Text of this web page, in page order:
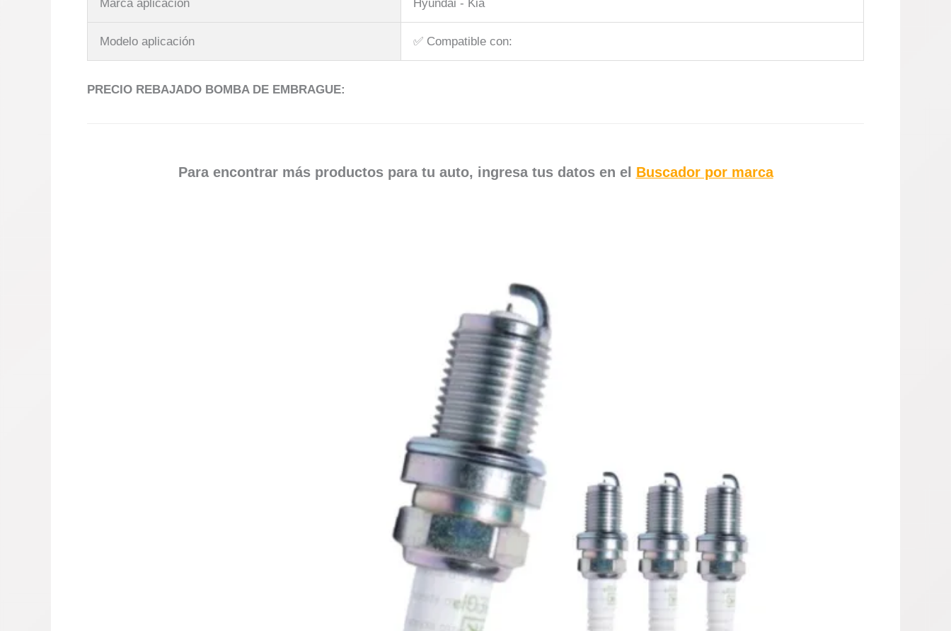
Marca aplicación Hyundai - Kia
Modelo aplicación ✅​ Compatible con:
PRECIO REBAJADO BOMBA DE EMBRAGUE:
Para encontrar más productos para tu auto, ingresa tus datos en el Buscador por marca